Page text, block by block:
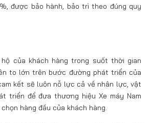
được bảo hành, bảo trì theo đúng quy
của khách hàng trong suốt thời gian
to lớn trên bước đường phát triển của
kết sẽ luôn nỗ lực cả về nhân lực, vật
triển để đưa thương hiệu Xe máy Nam
hàng đầu của khách hàng.